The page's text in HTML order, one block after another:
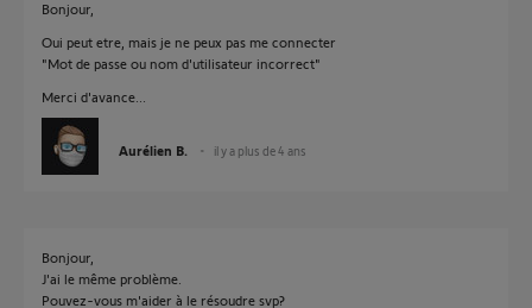
Bonjour,
Oui peut etre, mais je ne peux pas me connecter
"Mot de passe ou nom d'utilisateur incorrect"
Merci d'avance...
Aurélien B. il y a plus de 4 ans
Bonjour,
J'ai le même problème.
Pouvez-vous m'aider à le résoudre svp?